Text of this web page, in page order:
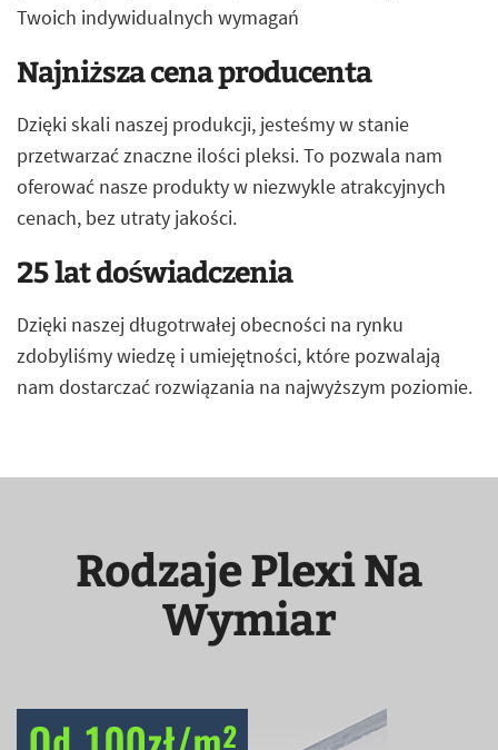
Twoich indywidualnych wymagań
Najniższa cena producenta
Dzięki skali naszej produkcji, jesteśmy w stanie
przetwarzać znaczne ilości pleksi. To pozwala nam
oferować nasze produkty w niezwykle atrakcyjnych
cenach, bez utraty jakości.
25 lat doświadczenia
Dzięki naszej długotrwałej obecności na rynku
zdobyliśmy wiedzę i umiejętności, które pozwalają
nam dostarczać rozwiązania na najwyższym poziomie.
Rodzaje Plexi Na
Wymiar